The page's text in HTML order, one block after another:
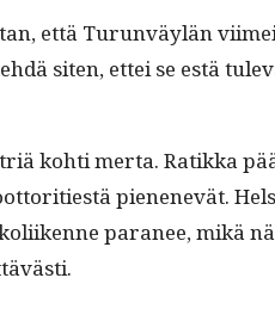
että Turun­väylän
siten, ettei se estä
kohti mer­ta. Ratik­ka
pienenevät.
para­nee, mikä